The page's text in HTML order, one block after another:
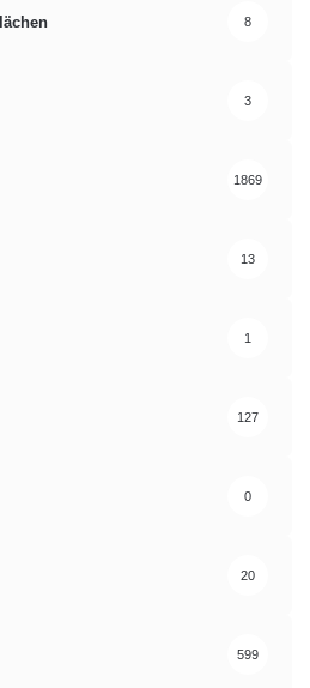
8
3
1869
13
1
127
0
20
599